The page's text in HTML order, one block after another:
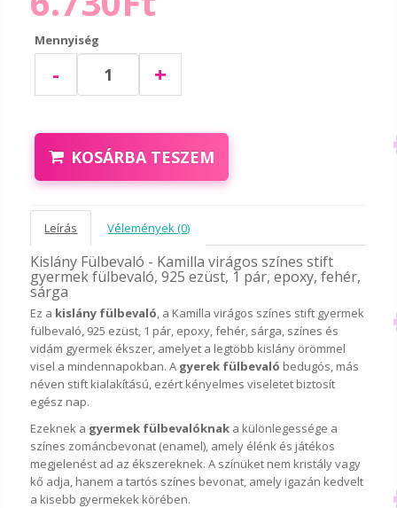
Mennyiség
- +
KOSÁRBA TESZEM
Leírás Vélemények (0)
Kislány Fülbevaló - Kamilla virágos színes stift
gyermek fülbevaló, 925 ezüst, 1 pár, epoxy, fehér,
sárga
Ez a kislány fülbevaló, a Kamilla virágos színes stift gyermek
fülbevaló, 925 ezüst, 1 pár, epoxy, fehér, sárga, színes és
vidám gyermek ékszer, amelyet a legtöbb kislány örömmel
visel a mindennapokban. A gyerek fülbevaló bedugós, más
néven stift kialakítású, ezért kényelmes viseletet biztosít
egész nap.
Ezeknek a gyermek fülbevalóknak a különlegessége a
színes zománcbevonat (enamel), amely élénk és játékos
megjelenést ad az ékszereknek. A színüket nem kristály vagy
kő adja, hanem a tartós színes bevonat, amely igazán kedvelt
a kisebb gyermekek körében.